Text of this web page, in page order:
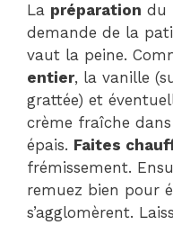
La préparation du
demande de la
vaut la peine.
entier, la vanille
grattée) et
crème fraîche
épais. Faites
frémissement.
remuez bien pour
s’agglomèrent.